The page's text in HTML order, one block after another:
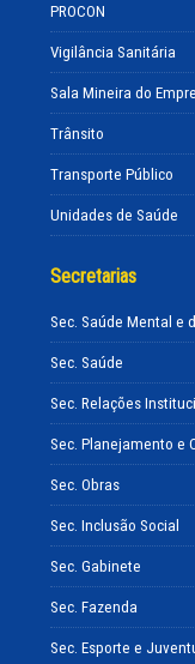
PROCON
Vigilância Sanitária
Sala Mineira do
Trânsito
Transporte Público
Unidades de Saúde
Secretarias
Sec. Saúde Mental e
Sec. Saúde
Sec. Relações
Sec. Planejamento e
Sec. Obras
Sec. Inclusão Social
Sec. Gabinete
Sec. Fazenda
Sec. Esporte e